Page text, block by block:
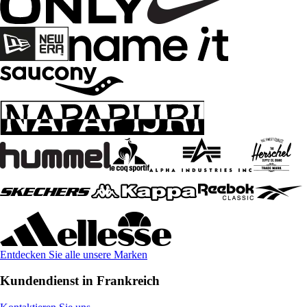
Entdecken Sie alle unsere Marken
Kundendienst in Frankreich